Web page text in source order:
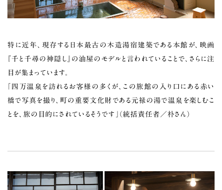
特に近年、現存する日本最古の木造湯宿建築である本館が、映画
『千と千尋の神隠し』の油屋のモデルと言われていることで、さらに注
目が集まっています。
「四万温泉を訪れるお客様の多くが、この旅館の入り口にある赤い
橋で写真を撮り、町の重要文化財である元禄の湯で温泉を楽しむこ
とを、旅の目的にされているそうです」（統括責任者／朴さん）